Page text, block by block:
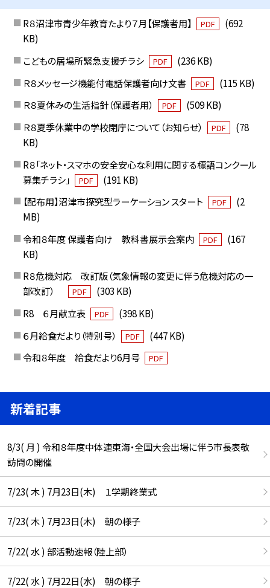
R８沼津市青少年教育たより７月【保護者用】 PDF
(692
KB)
こどもの居場所緊急支援チラシ
PDF
(236 KB)
Ｒ８メッセージ機能付電話保護者向け文書
PDF
(115 KB)
Ｒ８夏休みの生活指針（保護者用）
PDF
(509 KB)
Ｒ８夏季休業中の学校閉庁について（お知らせ）
PDF
(78
KB)
R８「ネット・スマホの安全安心な利用に関する標語コンクール
募集チラシ」
PDF
(191 KB)
【配布用】沼津市探究型ラーケーション スタート
PDF
(2
MB)
令和８年度 保護者向け 教科書展示会案内
PDF
(167
KB)
R８危機対応 改訂版（気象情報の変更に伴う危機対応の一
部改訂）
PDF
(303 KB)
R8 ６月献立表
PDF
(398 KB)
６月給食だより（特別号）
PDF
(447 KB)
令和８年度 給食だより6月号
PDF
新着記事
8/3( 月 ) 令和８年度中体連東海・全国大会出場に伴う市長表敬
訪問の開催
7/23( 木 ) 7月23日(木) １学期終業式
7/23( 木 ) 7月23日(木) 朝の様子
7/22( 水 ) 部活動速報（陸上部）
7/22( 水 ) 7月22日(水) 朝の様子